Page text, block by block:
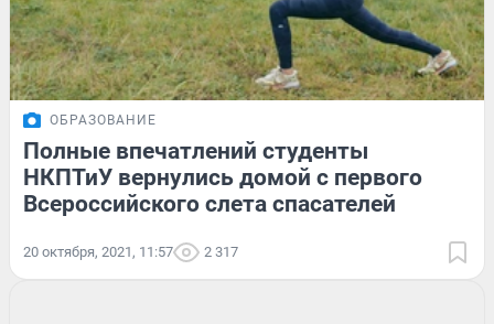
ОБРАЗОВАНИЕ
Полные впечатлений студенты
НКПТиУ вернулись домой с первого
Всероссийского слета спасателей
20 октября, 2021, 11:57 2 317